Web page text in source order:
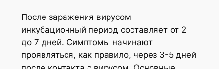
После заражения вирусом
инкубационный период составляет от 2
до 7 дней. Симптомы начинают
проявляться, как правило, через 3-5 дней